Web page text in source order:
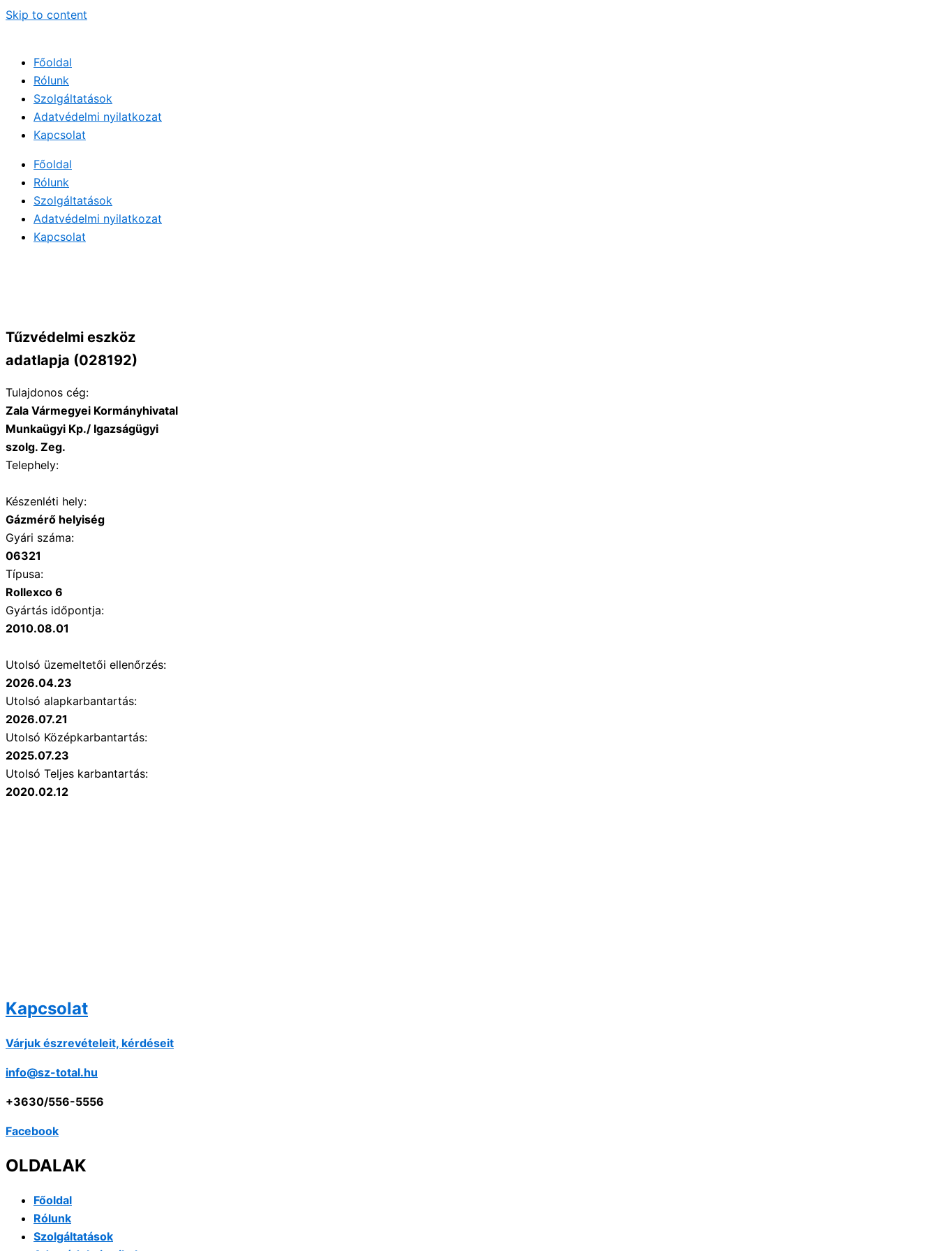
Skip to content
Főoldal
Rólunk
Szolgáltatások
Adatvédelmi nyilatkozat
Kapcsolat
Főoldal
Rólunk
Szolgáltatások
Adatvédelmi nyilatkozat
Kapcsolat
Tűzvédelmi eszköz
adatlapja (028192)
Tulajdonos cég:
Zala Vármegyei Kormányhivatal
Munkaügyi Kp./ Igazságügyi
szolg. Zeg.
Telephely:
Készenléti hely:
Gázmérő helyiség
Gyári száma:
06321
Típusa:
Rollexco 6
Gyártás időpontja:
2010.08.01
Utolsó üzemeltetői ellenőrzés:
2026.04.23
Utolsó alapkarbantartás:
2026.07.21
Utolsó Középkarbantartás:
2025.07.23
Utolsó Teljes karbantartás:
2020.02.12
Kapcsolat
Várjuk észrevételeit, kérdéseit
info@sz-total.hu
+3630/556-5556
Facebook
OLDALAK
Főoldal
Rólunk
Szolgáltatások